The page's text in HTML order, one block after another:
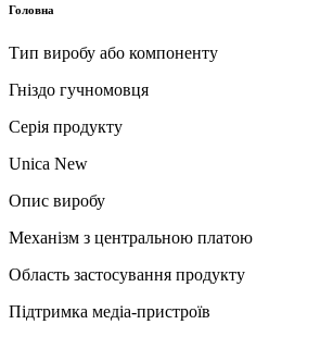
Головна
Тип виробу або компоненту
Гніздо гучномовця
Серія продукту
Unica New
Опис виробу
Механізм з центральною платою
Область застосування продукту
Підтримка медіа-пристроїв